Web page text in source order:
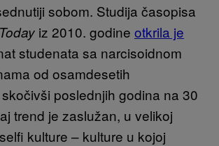
sobom. Studija časopisa
iz 2010. godine otkrila je
studenata sa narcisoidnom
od osamdesetih
poslednjih godina na 30
trend je zaslužan, u velikoj
kulture – kulture u kojoj